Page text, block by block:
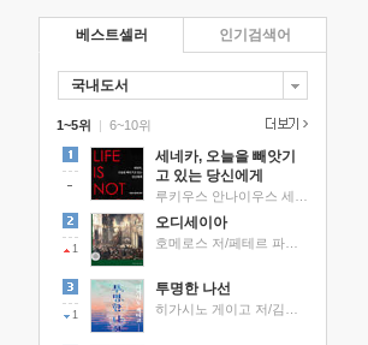
베스트셀러
국내도서
1~5위 |
세네카, 오늘을 빼앗기
고 있는 당신에게
1
오디세이아
1
투명한 나선
6~10위
인기검색어